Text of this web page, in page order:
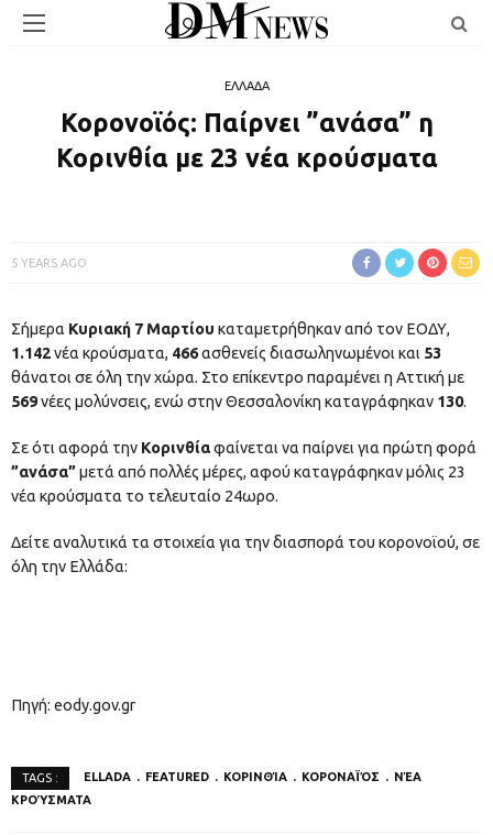
ΕΛΛΑΔΑ
Κορονοϊός: Παίρνει ”ανάσα” η
Κορινθία με 23 νέα κρούσματα
5 YEARS AGO
Σήμερα Κυριακή 7 Μαρτίου καταμετρήθηκαν από τον ΕΟΔΥ,
1.142νέα κρούσματα, 466ασθενείς διασωληνωμένοι και 53
θάνατοι σε όλη την χώρα. Στο επίκεντρο παραμένει η Αττική με
569νέες μολύνσεις, ενώ στην Θεσσαλονίκη καταγράφηκαν 130.
Σε ότι αφορά την Κορινθίαφαίνεται να παίρνει για πρώτη φορά
”ανάσα”μετά από πολλές μέρες, αφού καταγράφηκαν μόλις 23
νέα κρούσματα το τελευταίο 24ωρο.
Δείτε αναλυτικά τα στοιχεία για την διασπορά του κορονοϊού, σε
όλη την Ελλάδα:
Πηγή: eody.gov.gr
TAGS : ELLADA FEATURED ΚΟΡΙΝΘΊΑ ΚΟΡΟΝΑΪΌΣ
ΝΈΑ
ΚΡΟΎΣΜΑΤΑ